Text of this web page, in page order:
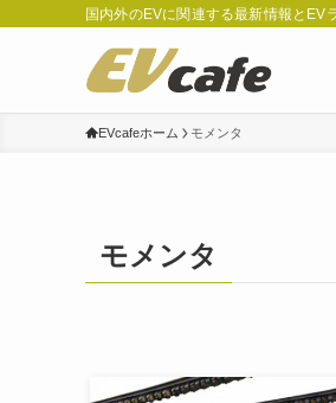
国内外のEVに関連する最新情報とEV
EVcafeホーム モメンタ
モメンタ